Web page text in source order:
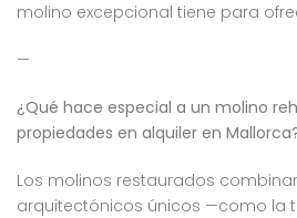
molino excepcional tiene para
—
¿Qué hace especial a un molino
propiedades en alquiler en
Los molinos restaurados
arquitectónicos únicos —como la